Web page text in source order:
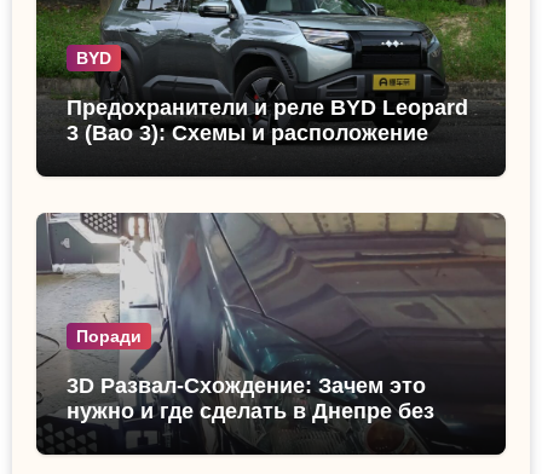
BYD
Предохранители и реле BYD Leopard
3 (Bao 3): Схемы и расположение
Поради
3D Развал-Схождение: Зачем это
нужно и где сделать в Днепре без
очереди?